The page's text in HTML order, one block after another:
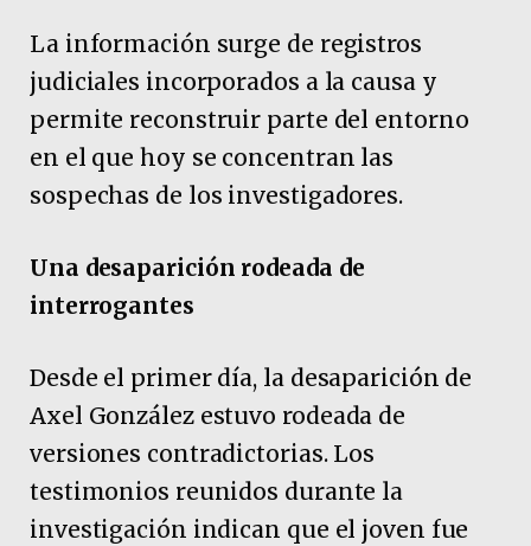
La información surge de registros
judiciales incorporados a la causa y
permite reconstruir parte del entorno
en el que hoy se concentran las
sospechas de los investigadores.
Una desaparición rodeada de
interrogantes
Desde el primer día, la desaparición de
Axel González estuvo rodeada de
versiones contradictorias. Los
testimonios reunidos durante la
investigación indican que el joven fue